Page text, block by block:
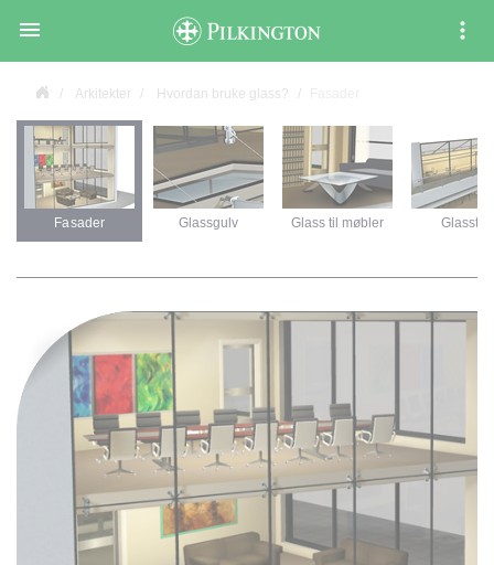

Arkitekter Hvordan bruke glass?
Fasader Glassgulv Glass til møbler Glasstak